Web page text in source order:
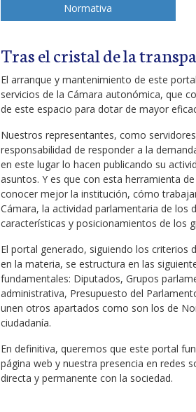
Normativa
Tras el cristal de la
El arranque y mantenimiento de este
servicios de la Cámara autonómica, que
de este espacio para dotar de mayor
Nuestros representantes, como
responsabilidad de responder a la
en este lugar lo hacen publicando su
asuntos. Y es que con esta herramienta
conocer mejor la institución, cómo
Cámara, la actividad parlamentaria de los
características y posicionamientos de los
El portal generado, siguiendo los criterios
en la materia, se estructura en las
fundamentales: Diputados, Grupos
administrativa, Presupuesto del
unen otros apartados como son los de
ciudadanía.
En definitiva, queremos que este portal
página web y nuestra presencia en redes
directa y permanente con la sociedad.